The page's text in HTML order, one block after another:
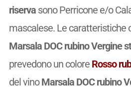
riservasono Perricone e/o
mascalese. Le caratteristiche
Marsala DOC rubino Vergine
prevedono un colore Rosso
del vinoMarsala DOC rubino